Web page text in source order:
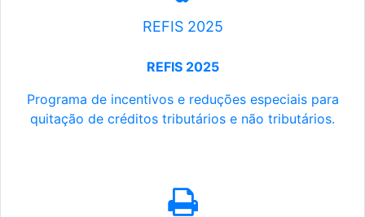
REFIS 2025
REFIS 2025
Programa de incentivos e reduções especiais para
quitação de créditos tributários e não tributários.